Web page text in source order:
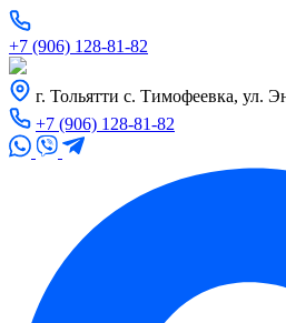
+7 (906) 128-81-82
г. Тольятти с. Тимофеевка, ул.
+7 (906) 128-81-82